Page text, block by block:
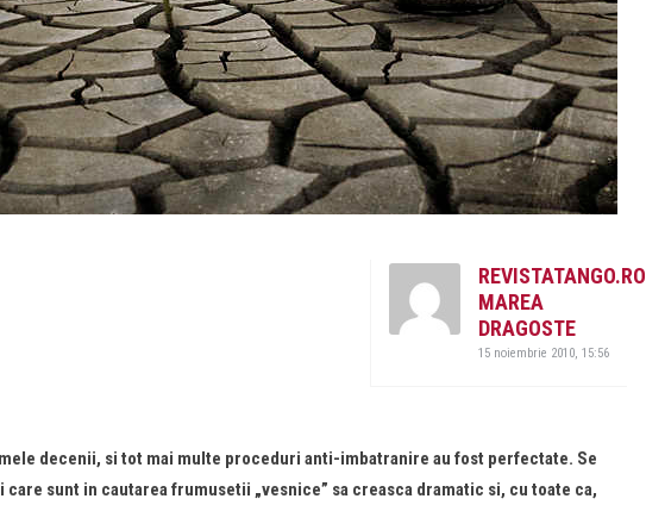
REVISTATANGO.RO
MAREA
DRAGOSTE
15 noiembrie 2010, 15:56
decenii, si tot mai multe proceduri anti-imbatranire au fost perfectate. Se
care sunt in cautarea frumusetii „vesnice” sa creasca dramatic si, cu toate ca,